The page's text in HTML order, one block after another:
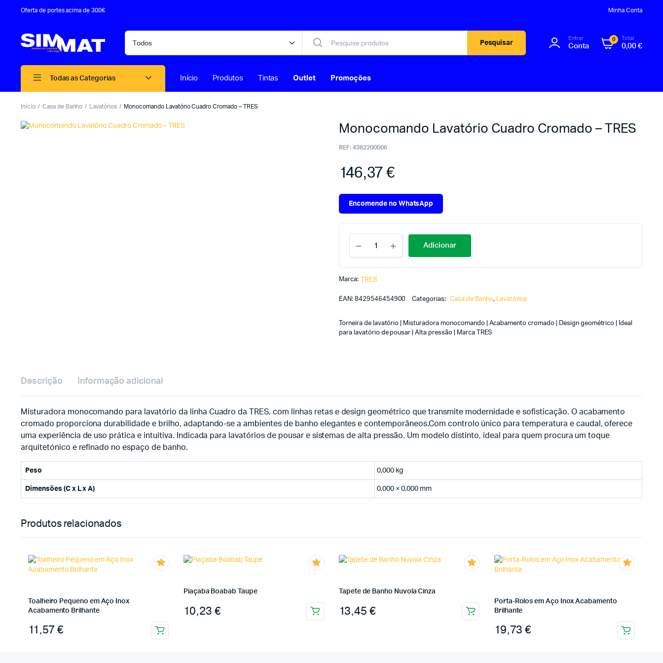
Oferta de portes acima de 300€ Minha Conta
Pesquisar
Entrar
Conta
0 Total
0,00€
Todas as Categorias Início Produtos Tintas Outlet Promoções
Início Casa de Banho Lavatórios Monocomando Lavatório Cuadro Cromado – TRES
Monocomando Lavatório Cuadro Cromado – TRES
REF: 4382200006
146,37€
Encomende no WhatsApp
Adicionar
Marca: TRES
EAN: 8429546454900 Categorias: Casa de Banho, Lavatórios
Torneira de lavatório | Misturadora monocomando | Acabamento cromado | Design geométrico | Ideal
para lavatório de pousar | Alta pressão | Marca TRES
Descrição Informação adicional
Misturadora monocomando para lavatório da linha Cuadro da TRES, com linhas retas e design geométrico que transmite modernidade e sofisticação. O acabamento
cromado proporciona durabilidade e brilho, adaptando-se a ambientes de banho elegantes e contemporâneos.Com controlo único para temperatura e caudal, oferece
uma experiência de uso prática e intuitiva. Indicada para lavatórios de pousar e sistemas de alta pressão. Um modelo distinto, ideal para quem procura um toque
arquitetónico e refinado no espaço de banho.
Peso 0,000 kg
Dimensões (C x L x A) 0,000 × 0,000 mm
Produtos relacionados
Toalheiro Pequeno em Aço Inox
Acabamento Brilhante
11,57 €
Piaçaba Boabab Taupe
10,23 €
Tapete de Banho Nuvola Cinza
13,45 €
Porta-Rolos em Aço Inox Acabamento
Brilhante
19,73 €